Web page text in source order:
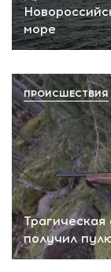
море
получил
ПРОИСШЕСТВИЯ